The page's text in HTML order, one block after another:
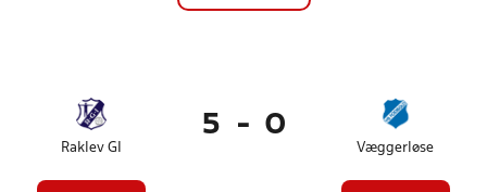
Raklev GI
5 - 0
Væggerløse